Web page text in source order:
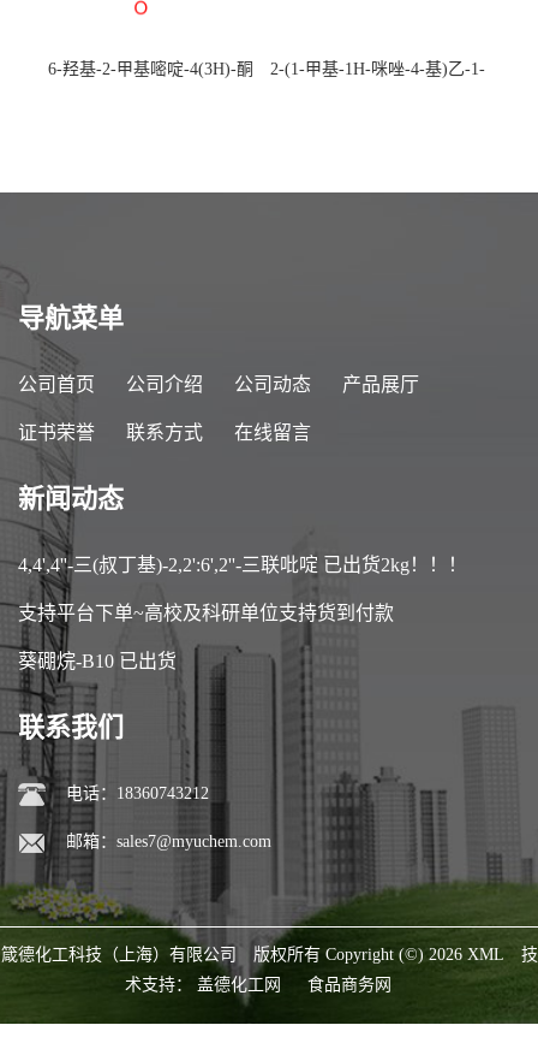
6-羟基-2-甲基嘧啶-4(3H)-酮
2-(1-甲基-1H-咪唑-4-基)乙-1-
导航菜单
公司首页 公司介绍 公司动态 产品展厅
证书荣誉 联系方式 在线留言
新闻动态
4,4',4''-三(叔丁基)-2,2':6',2''-三联吡啶 已出货2kg！！！
支持平台下单~高校及科研单位支持货到付款
葵硼烷-B10 已出货
联系我们
电话：18360743212
邮箱： sales7@myuchem.com
箴德化工科技（上海）有限公司 版权所有 Copyright (©) 2026 XML
技
术支持： 盖德化工网 食品商务网